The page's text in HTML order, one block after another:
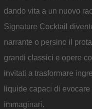
dando vita a un nuovo
Signature Cocktail
narrante o persino il
grandi classici e opere
invitati a trasformare
liquide capaci di
immaginari.